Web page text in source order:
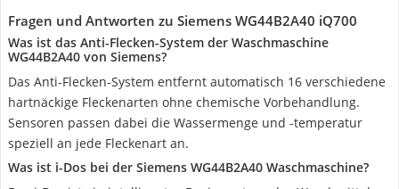
Fragen und Antworten zu Siemens WG44B2A40 iQ700
Was ist das Anti-Flecken-System der Waschmaschine
WG44B2A40 von Siemens?
Das Anti-Flecken-System entfernt automatisch 16 verschiedene
hartnäckige Fleckenarten ohne chemische Vorbehandlung.
Sensoren passen dabei die Wassermenge und -temperatur
speziell an jede Fleckenart an.
Was ist i-Dos bei der Siemens WG44B2A40 Waschmaschine?